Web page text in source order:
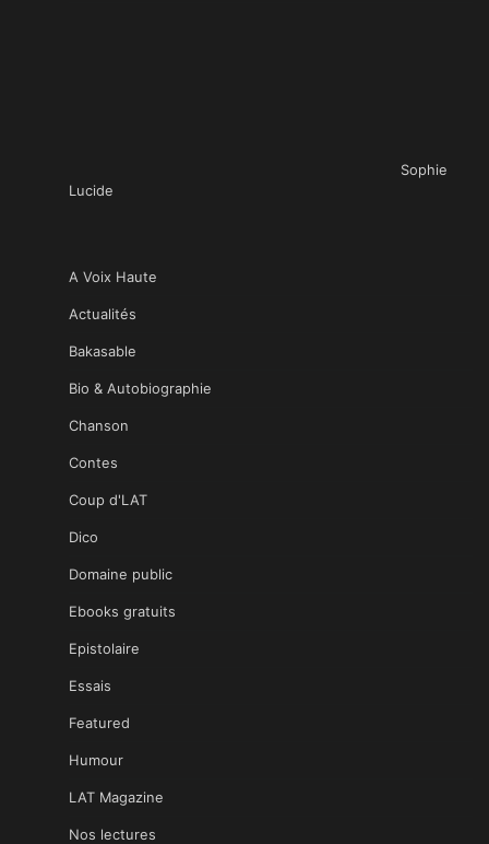
Sophie
Lucide
A Voix Haute
Actualités
Bakasable
Bio & Autobiographie
Chanson
Contes
Coup d'LAT
Dico
Domaine public
Ebooks gratuits
Epistolaire
Essais
Featured
Humour
LAT Magazine
Nos lectures